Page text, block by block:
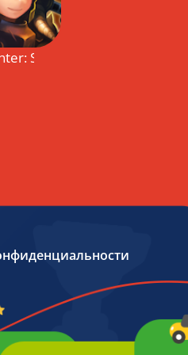
SuperBrawlRPG